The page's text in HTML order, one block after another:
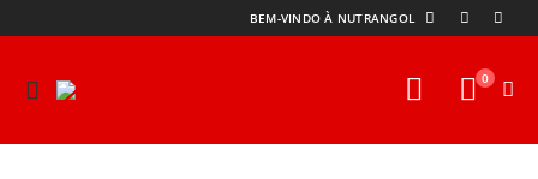
BEM-VINDO À NUTRANGOL
0